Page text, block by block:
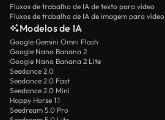
Fluxos de trabalho de IA de texto para vídeo
Fluxos de trabalho de IA de imagem para vídeo
Modelos de IA
Google Gemini Omni Flash
Google Nano Banana 2
Google Nano Banana 2 Lite
Seedance 2.0
Seedance 2.0 Fast
Seedance 2.0 Mini
Happy Horse 1.1
Seedream 5.0 Pro